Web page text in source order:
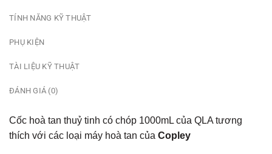
TÍNH NĂNG KỸ THUẬT
PHỤ KIỆN
TÀI LIỆU KỸ THUẬT
ĐÁNH GIÁ (0)
Cốc hoà tan thuỷ tinh có chóp 1000mL của QLA tương
thích với các loại máy hoà tan của Copley